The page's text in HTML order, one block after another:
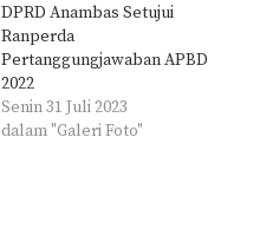
DPRD Anambas Setujui
Ranperda
Pertanggungjawaban APBD
2022
Senin 31 Juli 2023
dalam "Galeri Foto"